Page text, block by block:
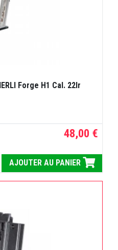
Forge H1 Cal. 22lr
48,00 €
AJOUTER AU PANIER